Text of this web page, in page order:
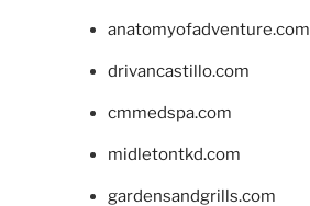
anatomyofadventure.com
drivancastillo.com
cmmedspa.com
midletontkd.com
gardensandgrills.com